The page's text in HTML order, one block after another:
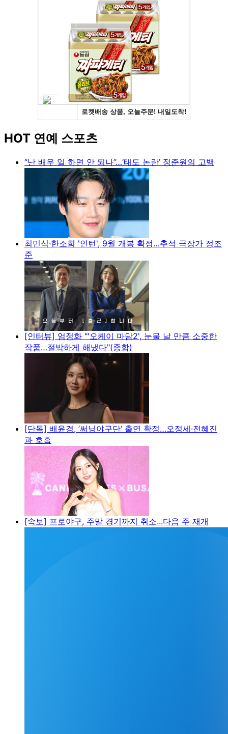
HOT 연예 스포츠
“난 배우 일 하면 안 되나”…‘태도 논란’ 정준원의 고백
최민식·한소희 '인턴', 9월 개봉 확정…추석 극장가 정조
준
[인터뷰] 엄정화 "'오케이 마담2', 눈물 날 만큼 소중한
작품…절박하게 해냈다"(종합)
[단독] 배윤경, ’써닝야구단‘ 출연 확정…오정세·전혜진
과 호흡
[속보] 프로야구, 주말 경기까지 취소...다음 주 재개